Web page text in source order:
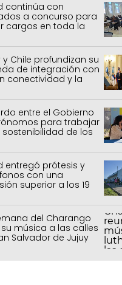
continúa con
a concurso para
cargos en toda la
y Chile profundizan su
de integración con
conectividad y la
del Paso de Jama
entre el Gobierno
para trabajar
sostenibilidad de los
pecuarios y
entregó prótesis y
con una
superior a los 19
de pesos
del Charango
música a las calles
Salvador de Jujuy